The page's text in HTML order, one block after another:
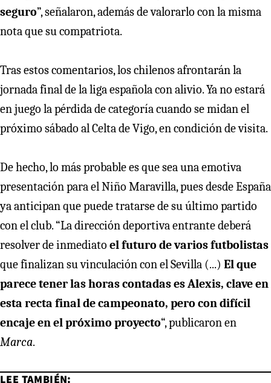
seguro”, señalaron, además de valorarlo con la misma
nota que su compatriota.
Tras estos comentarios, los chilenos afrontarán la
jornada final de la liga española con alivio. Ya no estará
en juego la pérdida de categoría cuando se midan el
próximo sábado al Celta de Vigo, en condición de visita.
De hecho, lo más probable es que sea una emotiva
presentación para el Niño Maravilla, pues desde España
ya anticipan que puede tratarse de su último partido
con el club. “La dirección deportiva entrante deberá
resolver de inmediato el futuro de varios futbolistas
que finalizan su vinculación con el Sevilla (...) El que
parece tener las horas contadas es Alexis, clave en
esta recta final de campeonato, pero con difícil
encaje en el próximo proyecto“, publicaron en
Marca.
LEE TAMBIÉN: